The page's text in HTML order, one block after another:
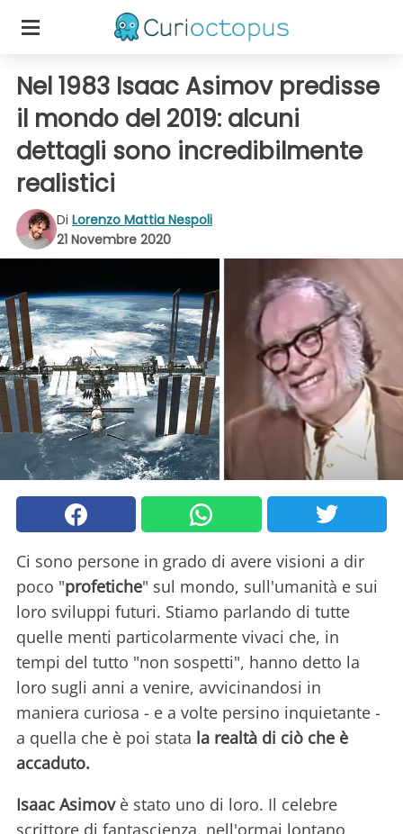
Nel 1983 Isaac Asimov predisse
il mondo del 2019: alcuni
dettagli sono incredibilmente
realistici
Di Lorenzo Mattia Nespoli
21 Novembre 2020
Ci sono persone in grado di avere visioni a dir
poco "profetiche" sul mondo, sull'umanità e sui
loro sviluppi futuri. Stiamo parlando di tutte
quelle menti particolarmente vivaci che, in
tempi del tutto "non sospetti", hanno detto la
loro sugli anni a venire, avvicinandosi in
maniera curiosa - e a volte persino inquietante -
a quella che è poi stata la realtà di ciò che è
accaduto.
Isaac Asimovè stato uno di loro. Il celebre
scrittore di fantascienza, nell'ormai lontano